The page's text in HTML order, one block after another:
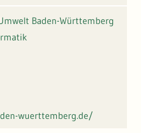
Baden-Württemberg
wuerttemberg.de/